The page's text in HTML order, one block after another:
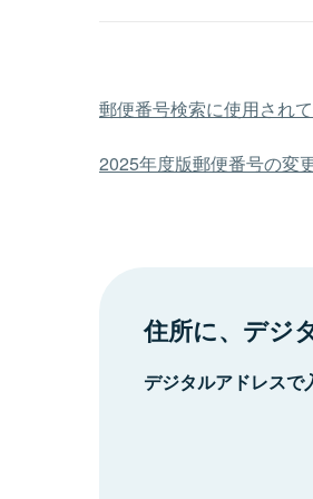
郵便番号検索に使用され
2025年度版郵便番号の変
住所に、デジ
デジタルアドレスで